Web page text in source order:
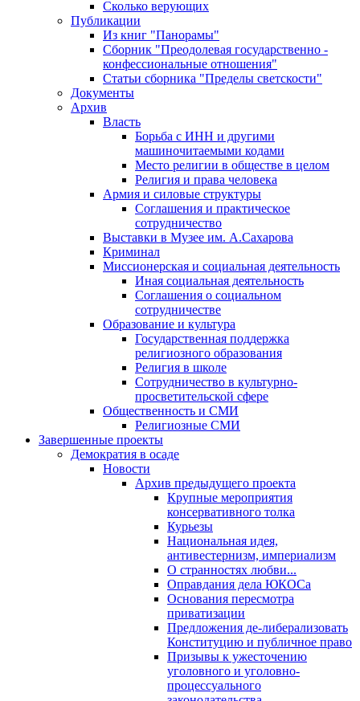
Сколько верующих
Публикации
Из книг "Панорамы"
Сборник "Преодолевая государственно -
конфессиональные отношения"
Статьи сборника "Пределы светскости"
Документы
Архив
Власть
Борьба с ИНН и другими
машиночитаемыми кодами
Место религии в обществе в целом
Религия и права человека
Армия и силовые структуры
Соглашения и практическое
сотрудничество
Выставки в Музее им. А.Сахарова
Криминал
Миссионерская и социальная деятельность
Иная социальная деятельность
Соглашения о социальном
сотрудничестве
Образование и культура
Государственная поддержка
религиозного образования
Религия в школе
Сотрудничество в культурно-
просветительской сфере
Общественность и СМИ
Религиозные СМИ
Завершенные проекты
Демократия в осаде
Новости
Архив предыдущего проекта
Крупные мероприятия
консервативного толка
Курьезы
Национальная идея,
антивестернизм, империализм
О странностях любви...
Оправдания дела ЮКОСа
Основания пересмотра
приватизации
Предложения де-либерализовать
Конституцию и публичное право
Призывы к ужесточению
уголовного и уголовно-
процессуального